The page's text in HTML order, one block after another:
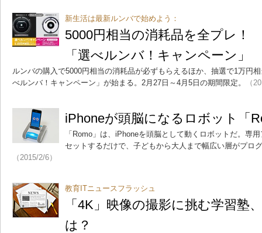
新生活は最新ルンバで始めよう：
5000円相当の消耗品を全プレ
「選べルンバ！キャンペーン」
ルンバの購入で5000円相当の消耗品が必ずもらえるほか、抽選で1万円
べルンバ！キャンペーン」が始まる。2月27日～4月5日の期間限定。
（
iPhoneが頭脳になるロボット「
「Romo」は、iPhoneを頭脳として動くロボットだ。専
セットするだけで、子どもから大人まで幅広い層がプロ
（2015/2/6）
教育ITニュースフラッシュ
「4K」映像の撮影に挑む学習塾
は？